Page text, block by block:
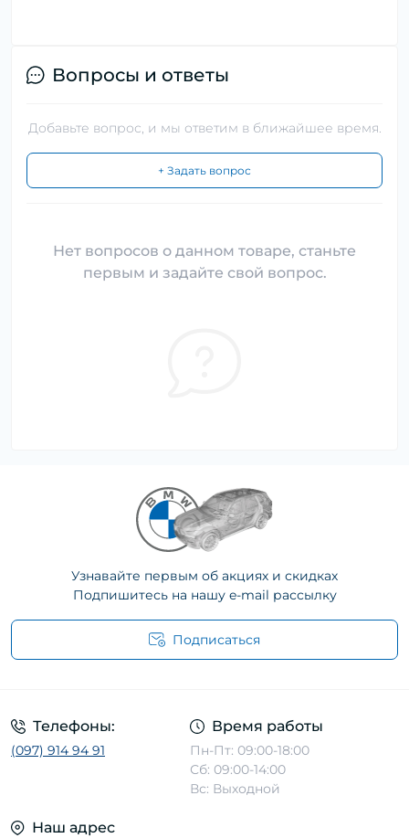
Вопросы и ответы
Добавьте вопрос, и мы ответим в ближайшее время.
+ Задать вопрос
Нет вопросов о данном товаре, станьте
первым и задайте свой вопрос.
Узнавайте первым об акциях и скидках
Подпишитесь на нашу e-mail рассылку
Подписаться
Телефоны:
(097) 914 94 91
Время работы
Пн-Пт: 09:00-18:00
Сб: 09:00-14:00
Вс: Выходной
Наш адрес